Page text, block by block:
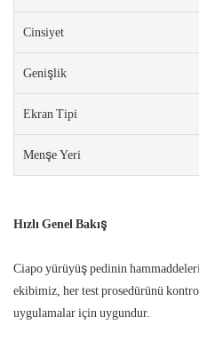
Cinsiyet
Genişlik
Ekran Tipi
Menşe Yeri
Hızlı Genel Bakış
Ciapo yürüyüş pedinin
ekibimiz, her test prosedürünü
uygulamalar için uygundur.